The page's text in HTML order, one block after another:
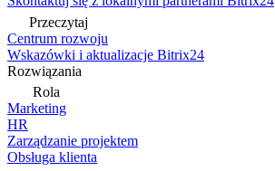
Przeczytaj
Centrum rozwoju
Wskazówki i aktualizacje Bitrix24
Rozwiązania
Rola
Marketing
HR
Zarządzanie projektem
Obsługa klienta